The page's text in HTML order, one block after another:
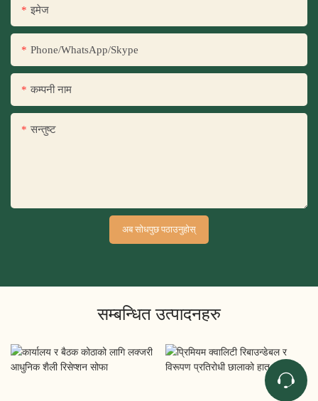
इमेज
Phone/WhatsApp/Skype
कम्पनी नाम
सन्तुष्ट
अब सोधपुछ पठाउनुहोस्
सम्बन्धित उत्पादनहरु